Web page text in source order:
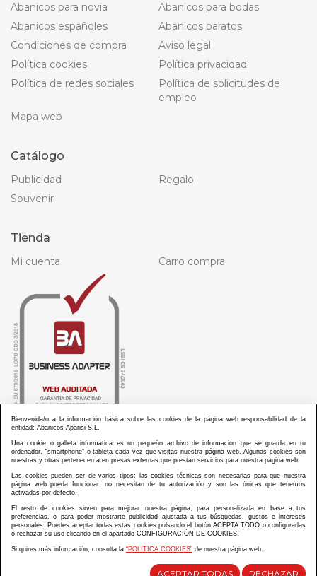
Abanicos para novia
Abanicos para bodas
Abanicos españoles
Abanicos baratos
Condiciones de compra
Aviso legal
Política cookies
Política privacidad
Política de redes sociales
Política de solicitudes de
empleo
Mapa web
Catálogo
Publicidad
Regalo
Souvenir
Tienda
Mi cuenta Carro compra
ABANICOS APARISI S.L. ha recibido por parte de La Generalitat Valenciana, la cantidad de
100.000 € en apoyo al proyecto HISOLV/2021/3933/46 del PLAN EMPRESARIAL “PLAN RESISITIR
ABANICOS APARISI S.L. ha recibido por parte de La Generalitat Valenciana, la cantidad de 7.000
€ en apoyo al proyecto CMARTE/2021/265/46 del PLAN AYUDAS DIRECTAS ARTESANIA “CMARTE”.
Diseño y desarrollo web Im3diA comunicación
Bienvenida/o a la información básica sobre las cookies de la página web responsabilidad de la
entidad: Abanicos Aparisi S.L.
Una cookie o galleta informática es un pequeño archivo de información que se guarda en tu
ordenador, “smartphone” o tableta cada vez que visitas nuestra página web. Algunas cookies son
nuestras y otras pertenecen a empresas externas que prestan servicios para nuestra página web.
Las cookies pueden ser de varios tipos: las cookies técnicas son necesarias para que nuestra
página web pueda funcionar, no necesitan de tu autorización y son las únicas que tenemos
activadas por defecto.
El resto de cookies sirven para mejorar nuestra página, para personalizarla en base a tus
preferencias, o para poder mostrarte publicidad ajustada a tus búsquedas, gustos e intereses
personales. Puedes aceptar todas estas cookies pulsando el botón ACEPTA TODO o configurarlas
o rechazar su uso clicando en el apartado CONFIGURACIÓN DE COOKIES.
Si quires más información, consulta la “POLITICA COOKIES” de nuestra página web.
ACEPTAR TODAS RECHAZAR